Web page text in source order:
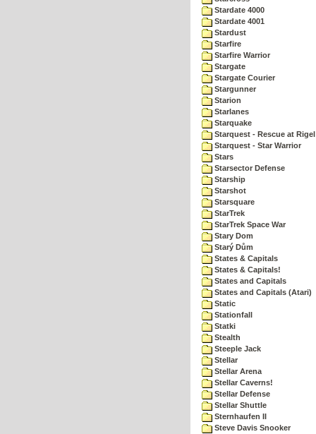
Stardate 4000
Stardate 4001
Stardust
Starfire
Starfire Warrior
Stargate
Stargate Courier
Stargunner
Starion
Starlanes
Starquake
Starquest - Rescue at Rigel
Starquest - Star Warrior
Stars
Starsector Defense
Starship
Starshot
Starsquare
StarTrek
StarTrek Space War
Stary Dom
Starý Dům
States & Capitals
States & Capitals!
States and Capitals
States and Capitals (Atari)
Static
Stationfall
Statki
Stealth
Steeple Jack
Stellar
Stellar Arena
Stellar Caverns!
Stellar Defense
Stellar Shuttle
Sternhaufen II
Steve Davis Snooker